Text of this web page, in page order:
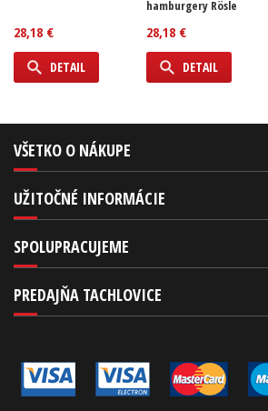
28,18 €
DETAIL
hamburgery Rösle
28,18 €
DETAIL
VŠETKO O NÁKUPE
UŽITOČNÉ INFORMÁCIE
SPOLUPRACUJEME
PREDAJŇA TACHLOVICE